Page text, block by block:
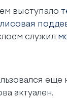
выступало
служил
актуален.